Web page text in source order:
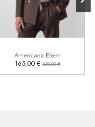
Americana Etiem
165,00 €330,00 €
52
 Añadir al carrito